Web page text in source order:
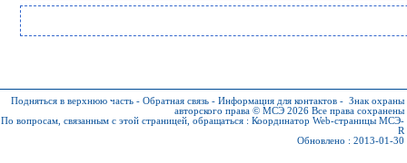
Подняться в верхнюю часть - Обратная связь - Информация для контактов - Знак охраны
авторского права © МСЭ 2026 Все права сохранены
По вопросам, связанным с этой страницей, обращаться : Координатор Web-страницы МСЭ-
R
Обновлено : 2013-01-30